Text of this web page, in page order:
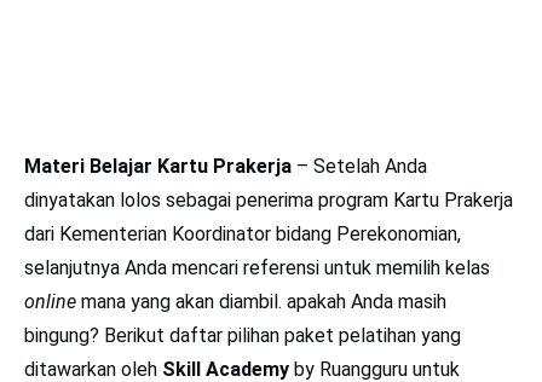
Materi Belajar Kartu Prakerja – Setelah Anda
dinyatakan lolos sebagai penerima program Kartu Prakerja
dari Kementerian Koordinator bidang Perekonomian,
selanjutnya Anda mencari referensi untuk memilih kelas
online mana yang akan diambil. apakah Anda masih
bingung? Berikut daftar pilihan paket pelatihan yang
ditawarkan oleh Skill Academy by Ruangguru untuk